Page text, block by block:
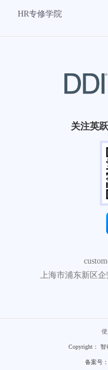
关注英
上海市浦东新区企
HR专修学院
Copyright：
备案号